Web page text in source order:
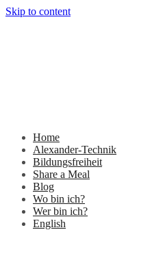
Skip to content
Home
Alexander-Technik
Bildungsfreiheit
Share a Meal
Blog
Wo bin ich?
Wer bin ich?
English